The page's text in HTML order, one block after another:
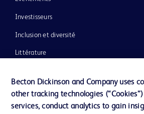
Investisseurs
Inclusion et diversité
Littérature
Notre entreprise
Éthique et conformité
Becton Dickinson and Company uses
other tracking technologies
services, conduct analytics to gain